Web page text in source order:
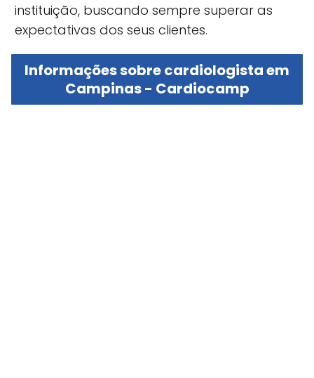
instituição, buscando sempre superar as
expectativas dos seus clientes.
Informações sobre cardiologista em
Campinas - Cardiocamp